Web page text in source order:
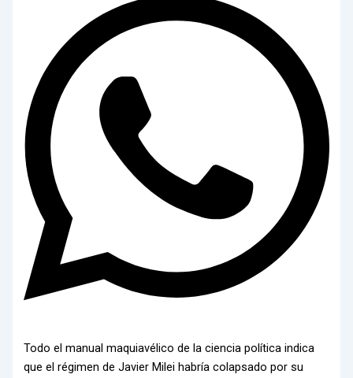
Todo el manual maquiavélico de la ciencia política indica
que el régimen de Javier Milei habría colapsado por su